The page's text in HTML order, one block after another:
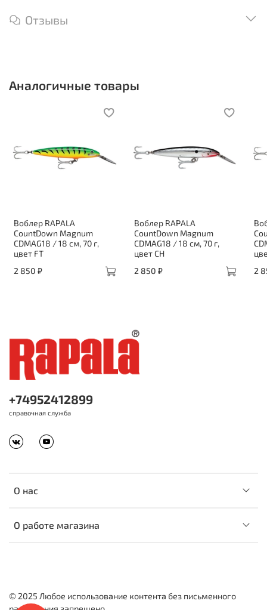
Отзывы
Аналогичные товары
Воблер RAPALA
CountDown Magnum
CDMAG18 / 18 см, 70 г,
цвет FT
2 850 ₽
Воблер RAPALA
CountDown Magnum
CDMAG18 / 18 см, 70 г,
цвет CH
2 850 ₽
2
О нас
О работе магазина
+74952412899
справочная служба
© 2025 Любое использование контента без письменного